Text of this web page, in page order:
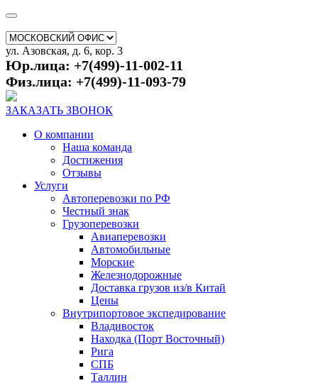
ул. Азовская, д. 6, кор. 3
Юр.лица: +7(499)-11-002-11
Физ.лица: +7(499)-11-093-79
ЗАКАЗАТЬ ЗВОНОК
О компании
Наша команда
Достижения
Отзывы
Услуги
Автоперевозки по РФ
Честный знак
Грузоперевозки
Авиаперевозки
Автомобильные
Морские
Железнодорожные
Доставка грузов из/в Китай
Цены
Внутрипортовое экспедирование
Владивосток
Находка (Порт Восточный)
Рига
СПБ
Таллин